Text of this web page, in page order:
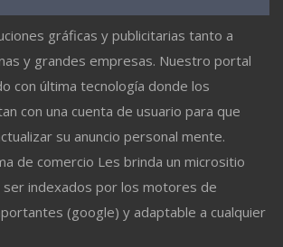
gráficas y publicitarias tanto a
y grandes empresas. Nuestro portal
con última tecnología donde los
con una cuenta de usuario para que
su anuncio personal mente.
de comercio Les brinda un micrositio
indexados por los motores de
(google) y adaptable a cualquier